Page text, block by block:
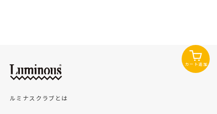
カート追加
ルミナスクラブとは